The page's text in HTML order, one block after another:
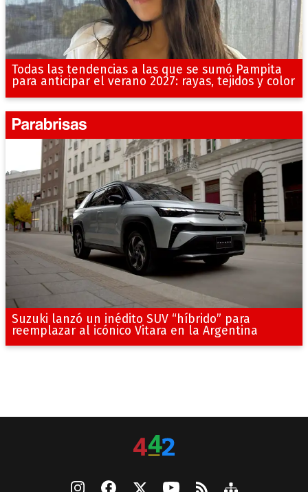
Todas las tendencias a las que se sumó Pampita
para anticipar el verano 2027: rayas, tejidos y color
Suzuki lanzó un inédito SUV “híbrido” para
reemplazar al icónico Vitara en la Argentina